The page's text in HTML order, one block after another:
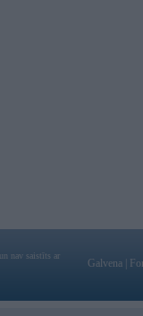
nav saistīts ar
Galvena